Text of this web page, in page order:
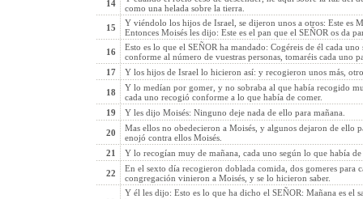
14
como una helada sobre la tierra.
15
Y viéndolo los hijos de Israel, se dijeron unos a otros: Este es
Entonces Moisés les dijo: Este es el pan que el SEÑOR os da
16
Esto es lo que el SEÑOR ha mandado: Cogéreis de él cada
conforme al número de vuestras personas, tomaréis cada uno
17
Y los hijos de Israel lo hicieron así: y recogieron unos más,
18
Y lo medían por gomer, y no sobraba al que había recogido
cada uno recogió conforme a lo que había de comer.
19
Y les dijo Moisés: Ninguno deje nada de ello para mañana.
20
Mas ellos no obedecieron a Moisés, y algunos dejaron de ello
enojó contra ellos Moisés.
21
Y lo recogían muy de mañana, cada uno según lo que había
22
En el sexto día recogieron doblada comida, dos gomeres para
congregación vinieron a Moisés, y se lo hicieron saber.
Y él les dijo: Esto es lo que ha dicho el SEÑOR: Mañana es el